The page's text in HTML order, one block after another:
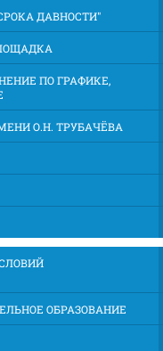
ДАВНОСТИ"
ПО ГРАФИКЕ,
О.Н. ТРУБАЧЁВА
ОБРАЗОВАНИЕ